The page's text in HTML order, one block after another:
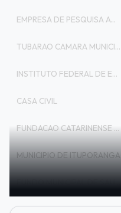
EMPRESA DE PESQUISA AGROPECUARIA E EXTEN
TUBARAO CAMARA MUNICIPAL PODER LEGISLATI
INSTITUTO FEDERAL DE EDUCACAO, CIENCIA E
CASA CIVIL
FUNDACAO CATARINENSE DE CULTURA
MUNICIPIO DE ITUPORANGA
FUNDO MUNICIPAL DE SAUDE DE CAPINZAL